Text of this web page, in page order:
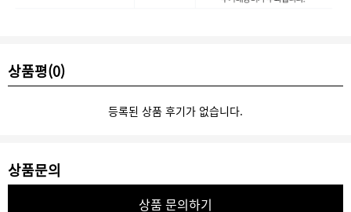
상품평(0)
등록된 상품 후기가 없습니다.
상품문의
상품 문의하기